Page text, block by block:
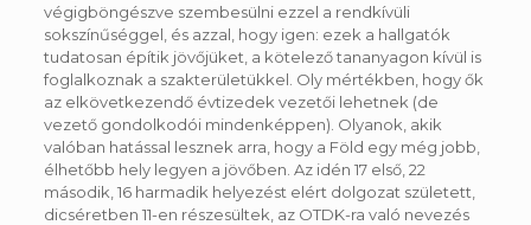
végigböngészve szembesülni ezzel a rendkívüli
sokszínűséggel, és azzal, hogy igen: ezek a hallgatók
tudatosan építik jövőjüket, a kötelező tananyagon kívül is
foglalkoznak a szakterületükkel. Oly mértékben, hogy ők
az elkövetkezendő évtizedek vezetői lehetnek (de
vezető gondolkodói mindenképpen). Olyanok, akik
valóban hatással lesznek arra, hogy a Föld egy még jobb,
élhetőbb hely legyen a jövőben. Az idén 17 első, 22
második, 16 harmadik helyezést elért dolgozat született,
dicséretben 11-en részesültek, az OTDK-ra való nevezés